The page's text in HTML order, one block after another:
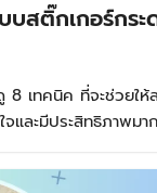
สติ๊กเกอร์กระ
8 เทคนิค ที่จะช่วยใ
และมีประสิทธิภาพมา